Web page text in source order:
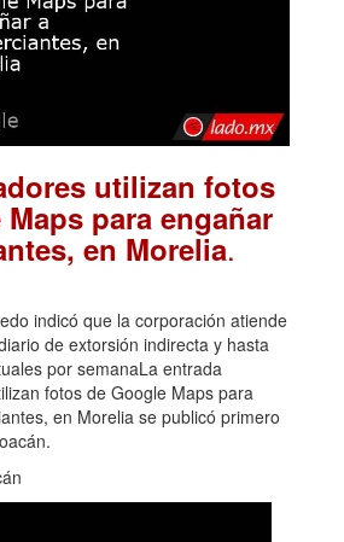
utilizan fotos
para engañar
en Morelia.
indicó que la corporación atiende
de extorsión indirecta y hasta
por semanaLa entrada
fotos de Google Maps para
en Morelia se publicó primero